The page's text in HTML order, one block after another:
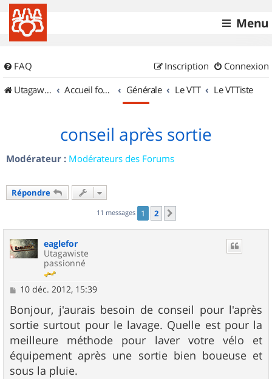
Menu
FAQ Connexion
Inscription
UtagawaVTT (Randos VTT et VTTAE avec traces GPS)
Accueil forum Générale Le VTT Le VTTiste
conseil après sortie
Modérateur : Modérateurs des Forums
Répondre
11 messages 1 2
eaglefor
Utagawiste
passionné
M
s
s
a
g
e
10 déc. 2012, 15:39
Bonjour, j'aurais besoin de conseil pour l'après
sortie surtout pour le lavage. Quelle est pour la
meilleure méthode pour laver votre vélo et
équipement après une sortie bien boueuse et
sous la pluie.